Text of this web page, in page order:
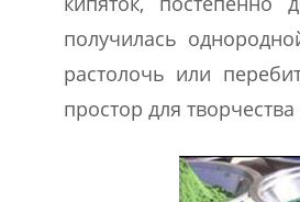
получилась
растолочь или
простор для